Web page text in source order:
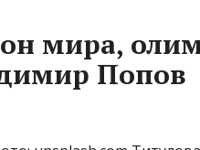
мира,
Попов